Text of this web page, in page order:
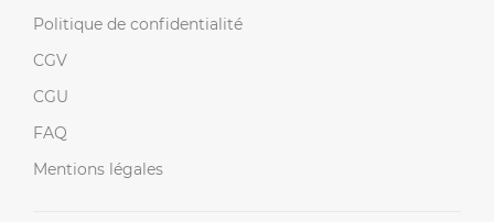
Politique de confidentialité
CGV
CGU
FAQ
Mentions légales